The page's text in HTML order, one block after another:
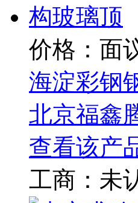
价格：面
海淀彩钢
北京福鑫
查看该产
工商： 未